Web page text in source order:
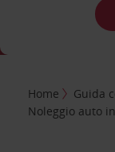
Home Guida
Noleggio auto